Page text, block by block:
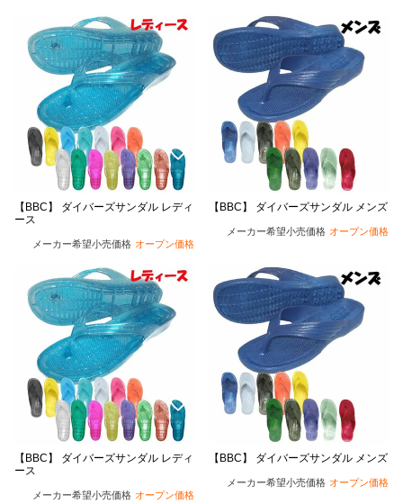
【BBC】 ダイバーズサンダル レディ
ース
メーカー希望小売価格 オープン価格
【BBC】 ダイバーズサンダル メンズ
メーカー希望小売価格 オープン価格
【BBC】 ダイバーズサンダル レディ
ース
メーカー希望小売価格 オープン価格
【BBC】 ダイバーズサンダル メンズ
メーカー希望小売価格 オープン価格